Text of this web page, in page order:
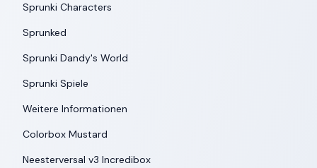
Sprunki Characters
Sprunked
Sprunki Dandy's World
Sprunki Spiele
Weitere Informationen
Colorbox Mustard
Neesterversal v3 Incredibox